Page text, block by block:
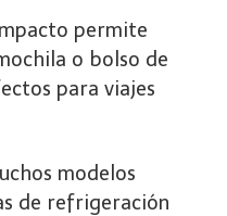
permite
o bolso de
para viajes
modelos
de refrigeración